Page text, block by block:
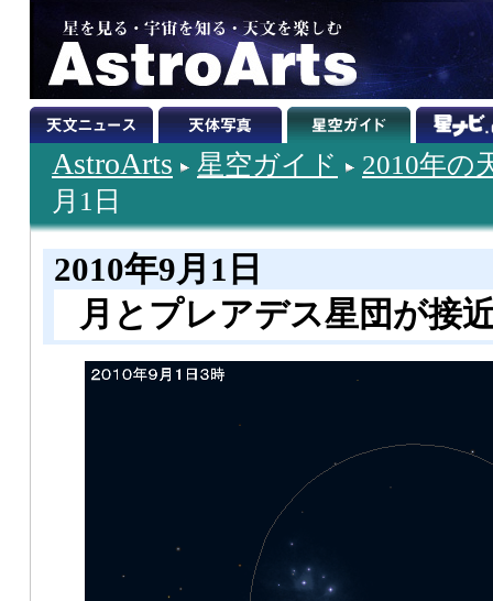
AstroArts 星空ガイド
2010年の
月1日
2010年9月1日
月とプレアデス星団が接